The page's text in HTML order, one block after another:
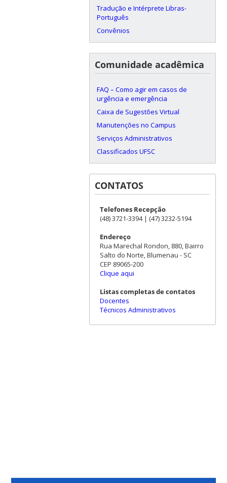
Tradução e Intérprete Libras-
Português
Convênios
Comunidade acadêmica
FAQ – Como agir em casos de
urgência e emergência
Caixa de Sugestões Virtual
Manutenções no Campus
Serviços Administrativos
Classificados UFSC
CONTATOS
Telefones Recepção
(48) 3721-3394 | (47) 3232-5194
Endereço
Rua Marechal Rondon, 880, Bairro
Salto do Norte, Blumenau - SC
CEP 89065-200
Clique aqui
Listas completas de contatos
Docentes
Técnicos Administrativos